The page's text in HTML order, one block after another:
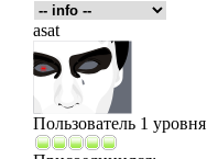
asat
Пользователь 1 уровня